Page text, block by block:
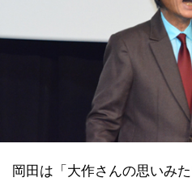
岡田は「大作さんの思いみ